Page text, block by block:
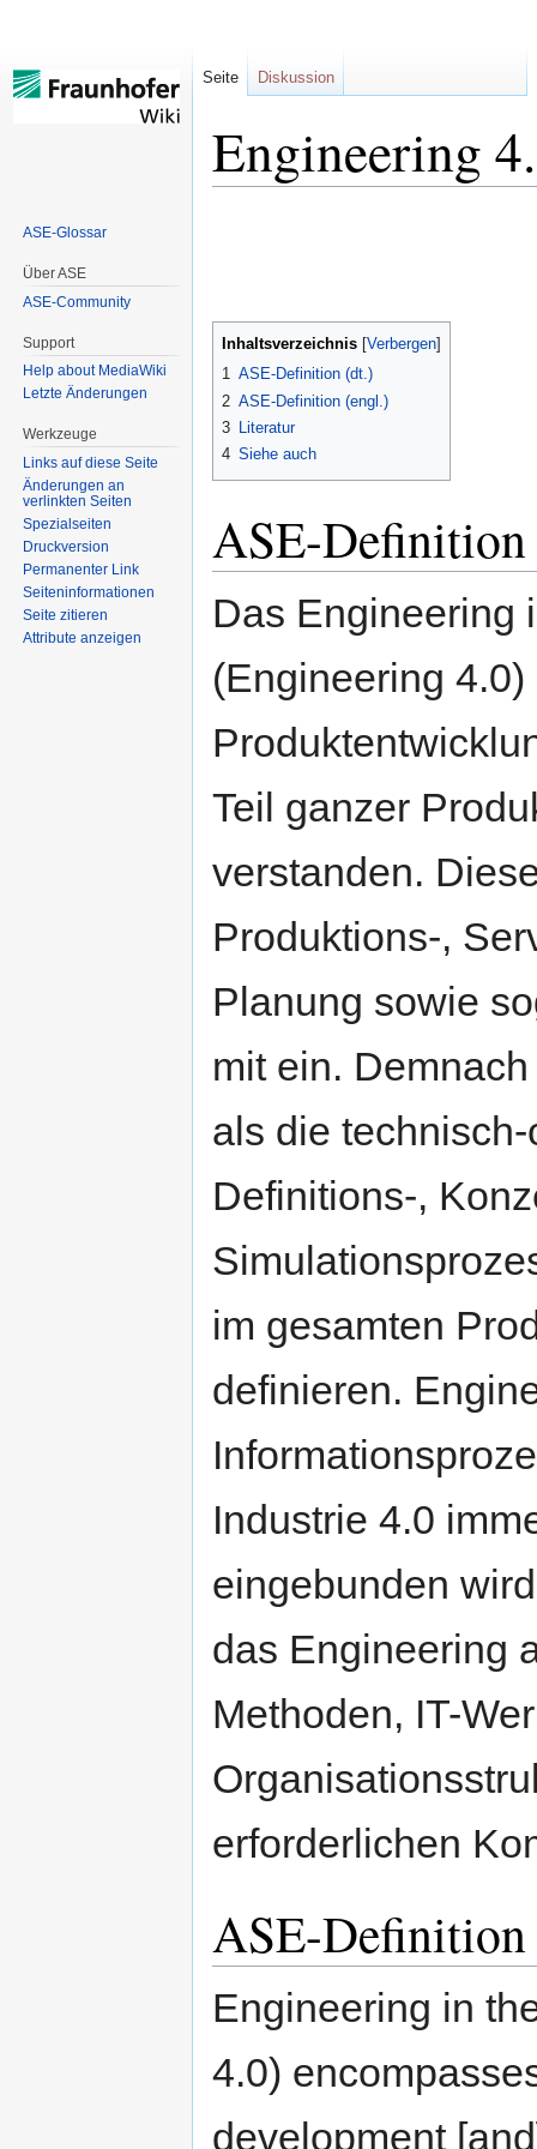
Engineering
Inhaltsverzeichnis
1 ASE-Definition (dt.)
2 ASE-Definition (engl.)
3 Literatur
4 Siehe auch
ASE-
Das Engineering
(Engineering
Teil ganzer
verstanden.
Produktions-,
Planung sowie
mit ein.
als die
Definitions-,
im gesamten
definieren.
Industrie 4.0
eingebunden
das Engineering
Methoden, IT-
erforderlichen
ASE-
Engineering in
4.0)
development
Seite Diskussion
ASE-Glossar
Über ASE
ASE-Community
Support
Help about MediaWiki
Letzte Änderungen
Werkzeuge
Links auf diese Seite
Änderungen an
verlinkten Seiten
Spezialseiten
Druckversion
Permanenter Link
Seiten­informationen
Seite zitieren
Attribute anzeigen